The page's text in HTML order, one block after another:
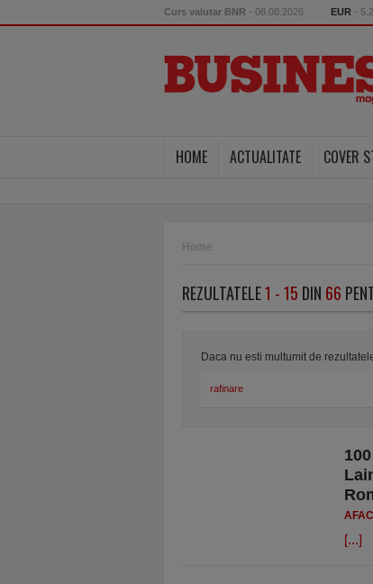
Curs valutar BNR - 08.08.2026 EUR -
HOME ACTUALITATE COVER
Home
REZULTATELE1 - 15 DIN 66
Daca nu esti multumit de
[...]